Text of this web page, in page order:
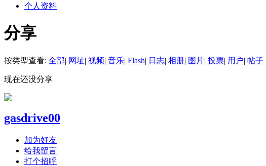
个人资料
分享
按类型查看: 全部| 网址| 视频| 音乐| Flash| 日志| 相册| 图片| 投票| 用户| 帖子
现在还没分享
gasdrive00
加为好友
给我留言
打个招呼